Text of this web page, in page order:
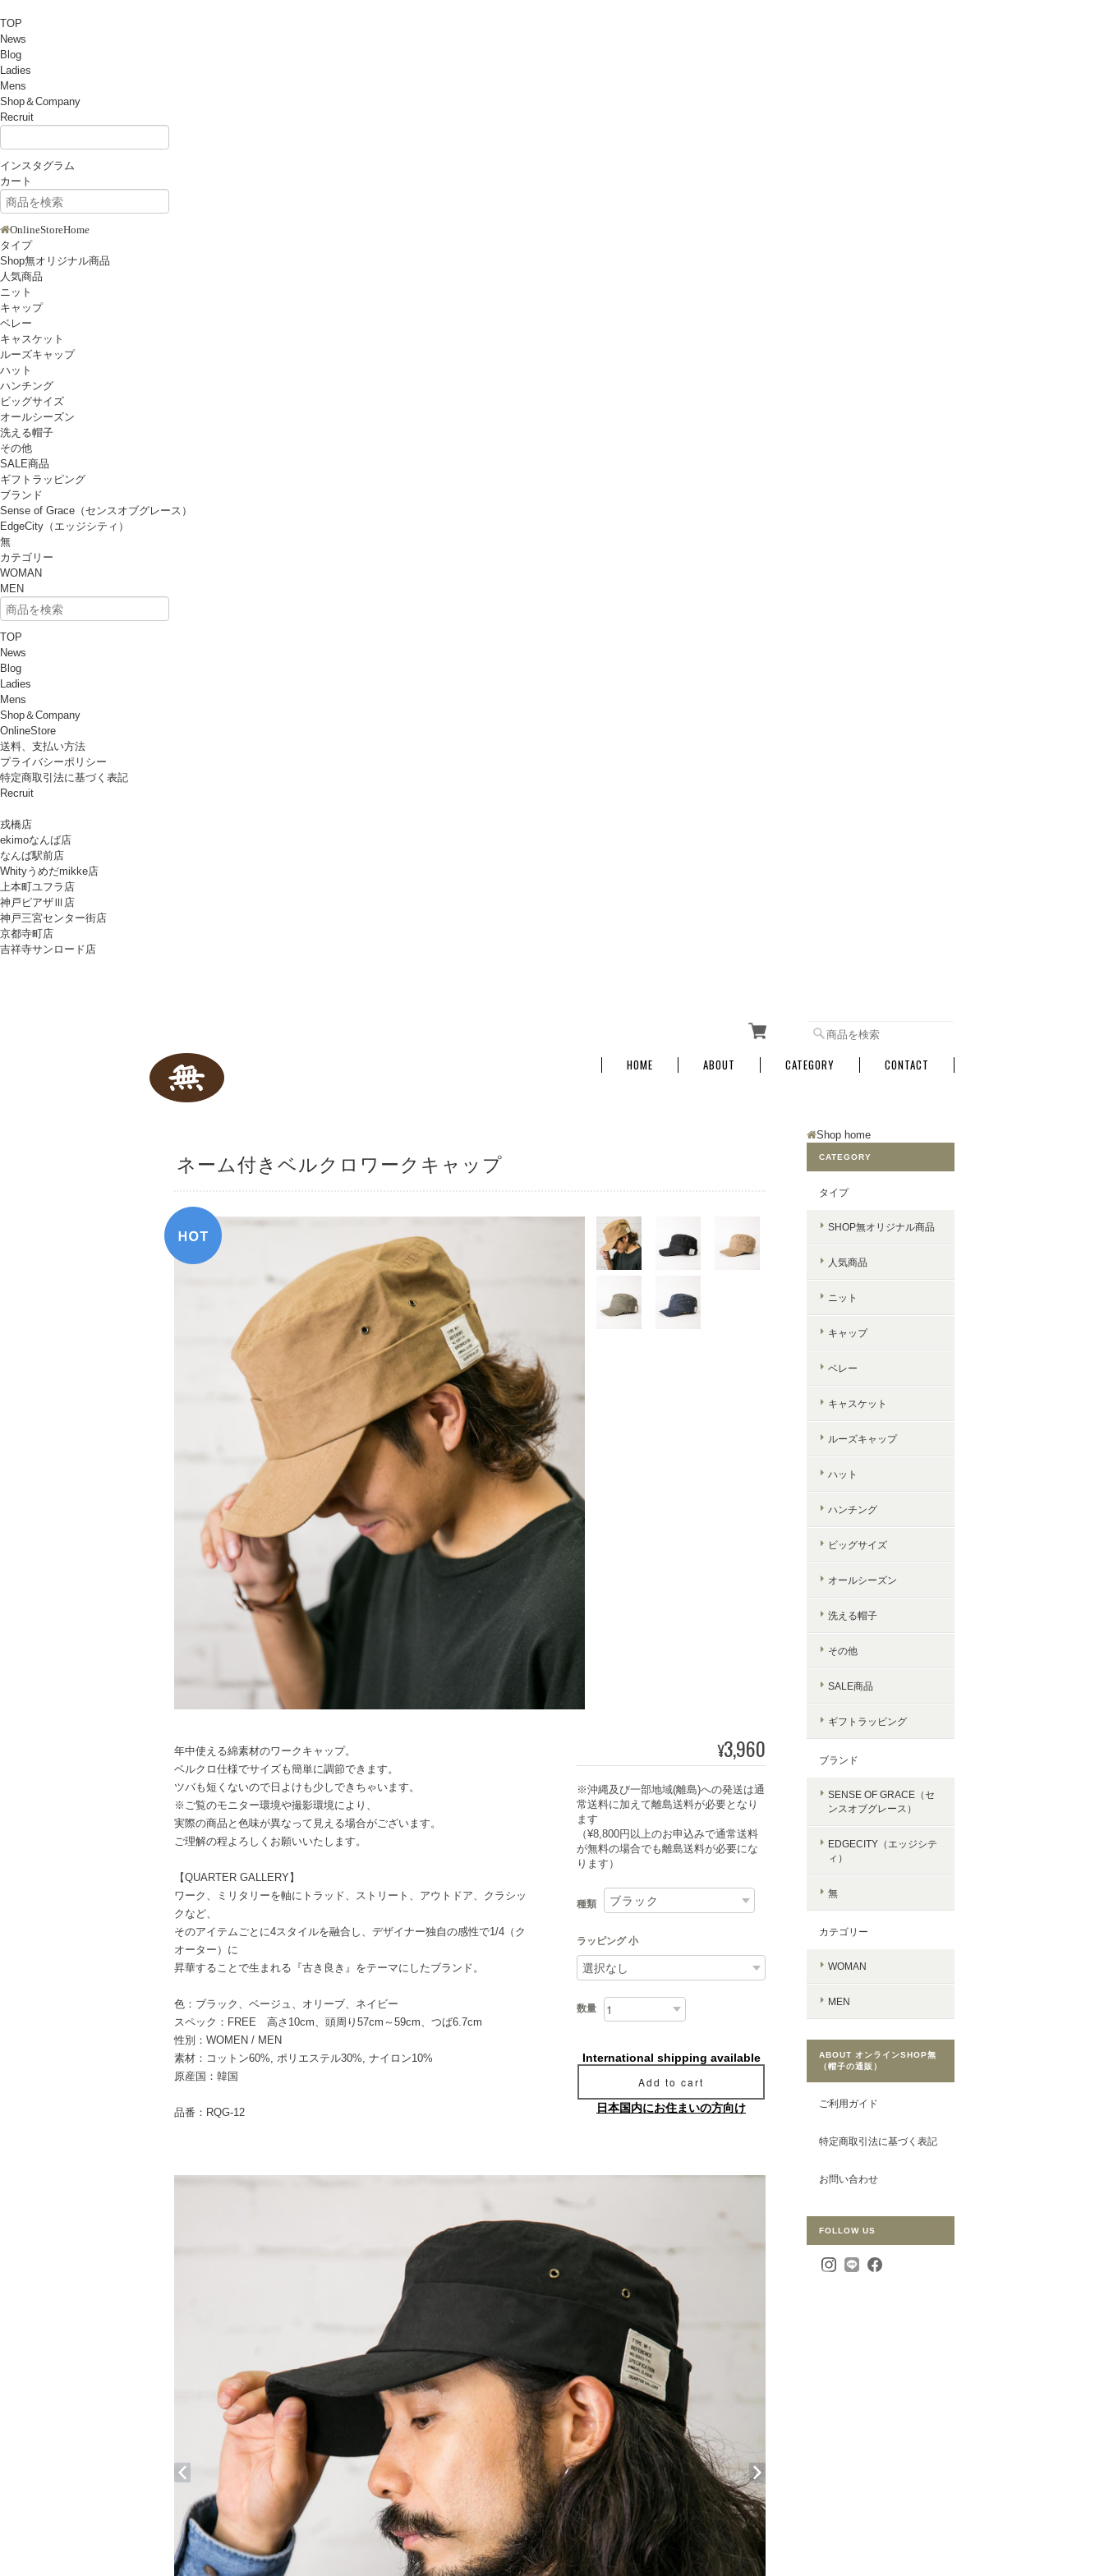
TOP
News
Blog
Ladies
Mens
Shop＆Company
Recruit
インスタグラム
カート
OnlineStoreHome
タイプ
Shop無オリジナル商品
人気商品
ニット
キャップ
ベレー
キャスケット
ルーズキャップ
ハット
ハンチング
ビッグサイズ
オールシーズン
洗える帽子
その他
SALE商品
ギフトラッピング
ブランド
Sense of Grace（センスオブグレース）
EdgeCity（エッジシティ）
無
カテゴリー
WOMAN
MEN
TOP
News
Blog
Ladies
Mens
Shop＆Company
OnlineStore
送料、支払い方法
プライバシーポリシー
特定商取引法に基づく表記
Recruit
戎橋店
ekimoなんば店
なんば駅前店
Whityうめだmikke店
上本町ユフラ店
神戸ピアザⅢ店
神戸三宮センター街店
京都寺町店
吉祥寺サンロード店
HOME ABOUT CATEGORY CONTACT
ネーム付きベルクロワークキャップ
年中使える綿素材のワークキャップ。
ベルクロ仕様でサイズも簡単に調節できます。
ツバも短くないので日よけも少しできちゃいます。
※ご覧のモニター環境や撮影環境により、
実際の商品と色味が異なって見える場合がございます。
ご理解の程よろしくお願いいたします。
【QUARTER GALLERY】
ワーク、ミリタリーを軸にトラッド、ストリート、アウトドア、クラシッ
クなど、
そのアイテムごとに4スタイルを融合し、デザイナー独自の感性で1/4（ク
オーター）に
昇華することで生まれる『古き良き』をテーマにしたブランド。
色：ブラック、ベージュ、オリーブ、ネイビー
スペック：FREE 高さ10cm、頭周り57cm～59cm、つば6.7cm
性別：WOMEN / MEN
素材：コットン60%, ポリエステル30%, ナイロン10%
原産国：韓国
品番：RQG-12
¥3,960
※沖縄及び一部地域(離島)への発送は通
常送料に加えて離島送料が必要となり
ます
（¥8,800円以上のお申込みで通常送料
が無料の場合でも離島送料が必要にな
ります）
種類
ラッピング 小
数量
International shipping available
Add to cart
日本国内にお住まいの方向け
Shop home
CATEGORY
タイプ
SHOP無オリジナル商品
人気商品
ニット
キャップ
ベレー
キャスケット
ルーズキャップ
ハット
ハンチング
ビッグサイズ
オールシーズン
洗える帽子
その他
SALE商品
ギフトラッピング
ブランド
SENSE OF GRACE（セ
ンスオブグレース）
EDGECITY（エッジシテ
ィ）
無
カテゴリー
WOMAN
MEN
ABOUT オンラインSHOP無
（帽子の通販）
ご利用ガイド
特定商取引法に基づく表記
お問い合わせ
FOLLOW US